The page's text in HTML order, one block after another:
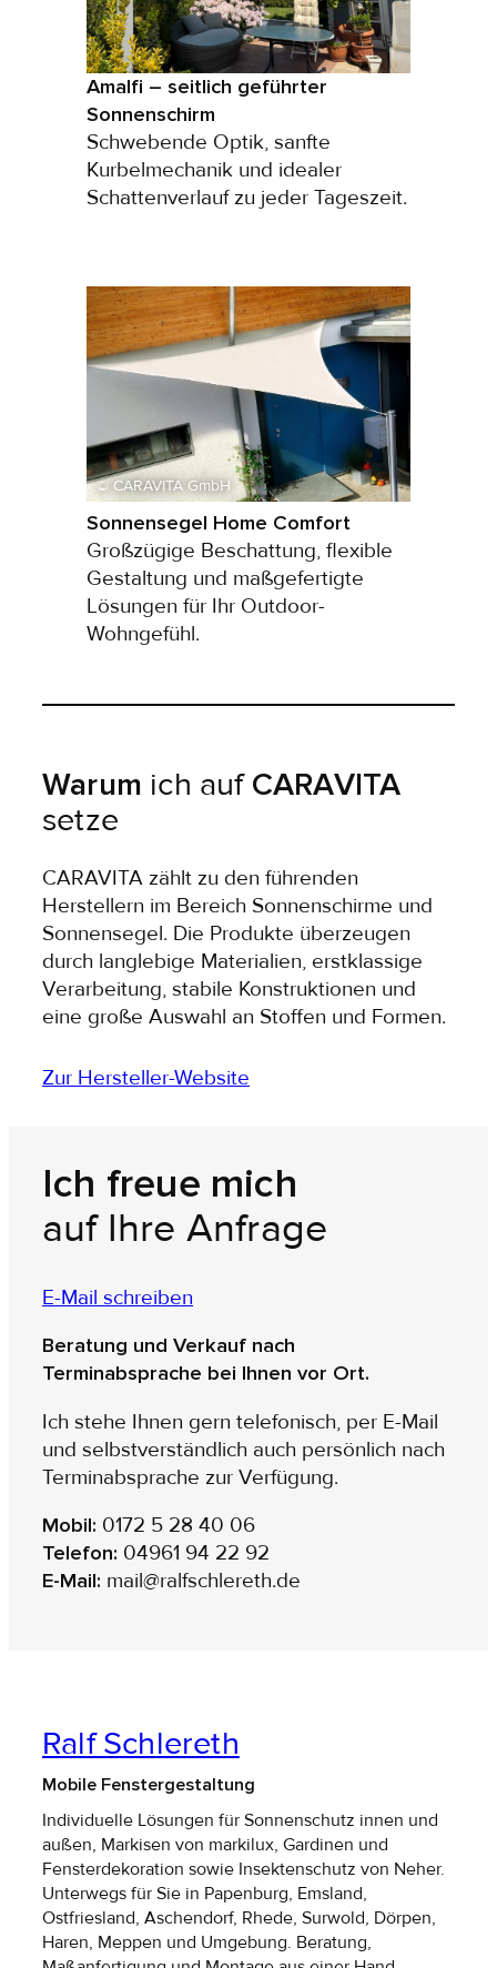
Amalfi – seitlich geführter
Sonnenschirm
Schwebende Optik, sanfte
Kurbelmechanik und idealer
Schattenverlauf zu jeder Tageszeit.
© CARAVITA GmbH
Sonnensegel Home Comfort
Großzügige Beschattung, flexible
Gestaltung und maßgefertigte
Lösungen für Ihr Outdoor-
Wohngefühl.
Warum ich auf CARAVITA
setze
CARAVITA zählt zu den führenden
Herstellern im Bereich Sonnenschirme und
Sonnensegel. Die Produkte überzeugen
durch langlebige Materialien, erstklassige
Verarbeitung, stabile Konstruktionen und
eine große Auswahl an Stoffen und Formen.
Zur Hersteller-Website
Ich freue mich
auf Ihre Anfrage
E-Mail schreiben
Beratung und Verkauf nach
Terminabsprache bei Ihnen vor Ort.
Ich stehe Ihnen gern telefonisch, per E-Mail
und selbstverständlich auch persönlich nach
Terminabsprache zur Verfügung.
Mobil: 0172 5 28 40 06
Telefon: 04961 94 22 92
E-Mail: mail@ralfschlereth.de
Ralf Schlereth
Mobile Fenstergestaltung
Individuelle Lösungen für Sonnenschutz innen und
außen, Markisen von markilux, Gardinen und
Fensterdekoration sowie Insektenschutz von Neher.
Unterwegs für Sie in Papenburg, Emsland,
Ostfriesland, Aschendorf, Rhede, Surwold, Dörpen,
Haren, Meppen und Umgebung. Beratung,